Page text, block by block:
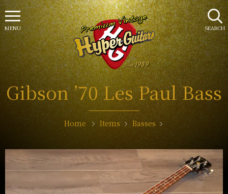
Gibson ’70 Les Paul Bass
Home Items Basses
SEARCH
MENU